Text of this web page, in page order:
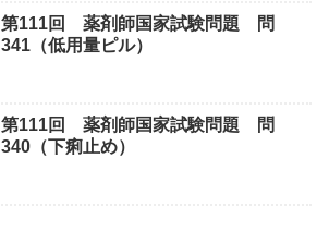
第111回 薬剤師国家試験問題 問
341（低用量ピル）
第111回 薬剤師国家試験問題 問
340（下痢止め）